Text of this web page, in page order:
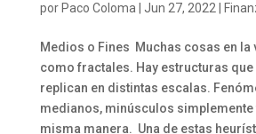
por Paco Coloma Jun 27, 2022
Medios o Fines Muchas cosas en la
como fractales. Hay estructuras
replican en distintas escalas.
medianos, minúsculos simplemente
misma manera. Una de estas